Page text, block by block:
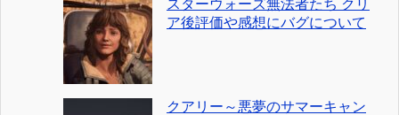
スターウォーズ無法者たち クリ
ア後評価や感想にバグについて
クアリー～悪夢のサマーキャン